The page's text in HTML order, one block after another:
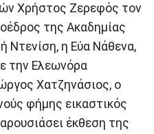
Χρήστος Ζερεφός τον
της Ακαδημίας
Ντενίση, η Εύα Νάθενα,
την Ελεωνόρα
Χατζηνάσιος, ο
φήμης εικαστικός
έκθεση της